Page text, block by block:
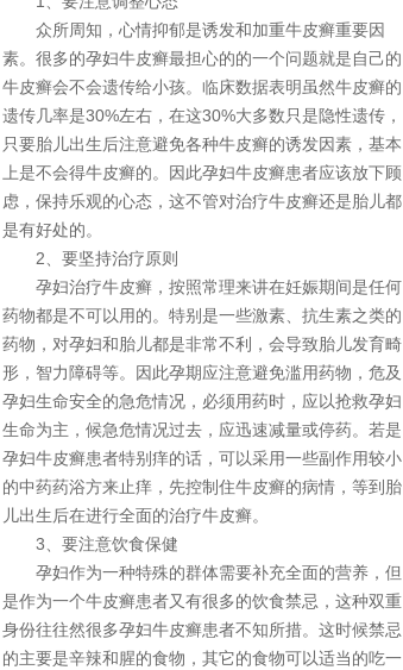
众所周知，心情抑郁是诱发和加重牛皮癣重要因
素。很多的孕妇牛皮癣最担心的的一个问题就是自己的
牛皮癣会不会遗传给小孩。临床数据表明虽然牛皮癣的
遗传几率是30%左右，在这30%大多数只是隐性遗传，
只要胎儿出生后注意避免各种牛皮癣的诱发因素，基本
上是不会得牛皮癣的。因此孕妇牛皮癣患者应该放下顾
虑，保持乐观的心态，这不管对治疗牛皮癣还是胎儿都
是有好处的。
2、要坚持治疗原则
孕妇治疗牛皮癣，按照常理来讲在妊娠期间是任何
药物都是不可以用的。特别是一些激素、抗生素之类的
药物，对孕妇和胎儿都是非常不利，会导致胎儿发育畸
形，智力障碍等。因此孕期应注意避免滥用药物，危及
孕妇生命安全的急危情况，必须用药时，应以抢救孕妇
生命为主，候急危情况过去，应迅速减量或停药。若是
孕妇牛皮癣患者特别痒的话，可以采用一些副作用较小
的中药药浴方来止痒，先控制住牛皮癣的病情，等到胎
儿出生后在进行全面的治疗牛皮癣。
3、要注意饮食保健
孕妇作为一种特殊的群体需要补充全面的营养，但
是作为一个牛皮癣患者又有很多的饮食禁忌，这种双重
身份往往然很多孕妇牛皮癣患者不知所措。这时候禁忌
的主要是辛辣和腥的食物，其它的食物可以适当的吃一